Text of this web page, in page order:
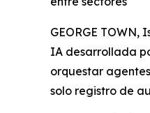
GEORGE TOWN,
IA desarrollada
orquestar
solo registro de